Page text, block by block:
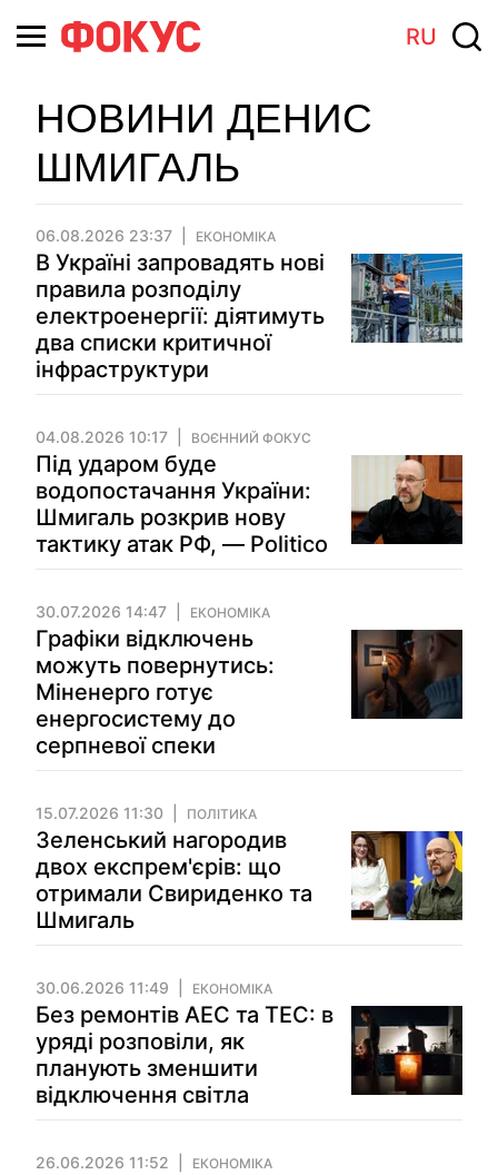
RU
НОВИНИ ДЕНИС
ШМИГАЛЬ
06.08.2026 23:37 ЕКОНОМІКА
В Україні запровадять нові
правила розподілу
електроенергії: діятимуть
два списки критичної
інфраструктури
04.08.2026 10:17 ВОЄННИЙ ФОКУС
Під ударом буде
водопостачання України:
Шмигаль розкрив нову
тактику атак РФ, — Politico
30.07.2026 14:47 ЕКОНОМІКА
Графіки відключень
можуть повернутись:
Міненерго готує
енергосистему до
серпневої спеки
15.07.2026 11:30 ПОЛІТИКА
Зеленський нагородив
двох експрем'єрів: що
отримали Свириденко та
Шмигаль
30.06.2026 11:49 ЕКОНОМІКА
Без ремонтів АЕС та ТЕС: в
уряді розповіли, як
планують зменшити
відключення світла
26.06.2026 11:52 ЕКОНОМІКА